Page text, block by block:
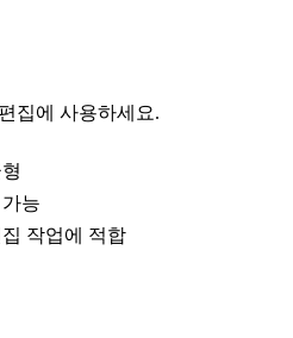
집에 사용하세요.
능
작업에 적합